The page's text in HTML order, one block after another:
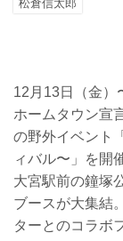
松倉信太郎
12月13日（金）
ホームタウン宣
の野外イベント
ィバル〜」を開
大宮駅前の鐘塚
ブースが大集結
ターとのコラボ